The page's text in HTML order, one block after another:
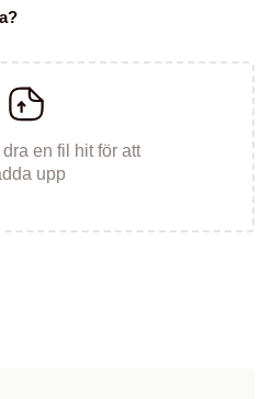
en fil hit för att
upp